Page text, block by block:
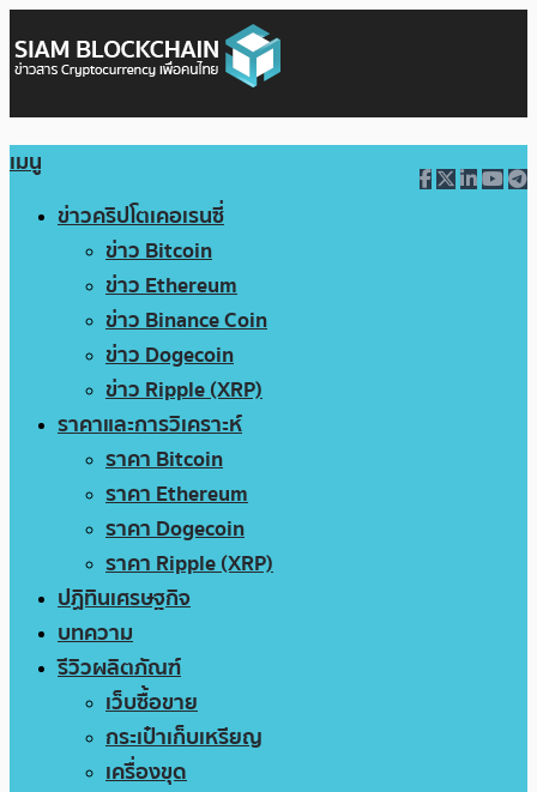
เมนู
ข่าวคริปโตเคอเรนซี่
ข่าว Bitcoin
ข่าว Ethereum
ข่าว Binance Coin
ข่าว Dogecoin
ข่าว Ripple (XRP)
ราคาและการวิเคราะห์
ราคา Bitcoin
ราคา Ethereum
ราคา Dogecoin
ราคา Ripple (XRP)
ปฏิทินเศรษฐกิจ
บทความ
รีวิวผลิตภัณฑ์
เว็บซื้อขาย
กระเป๋าเก็บเหรียญ
เครื่องขุด